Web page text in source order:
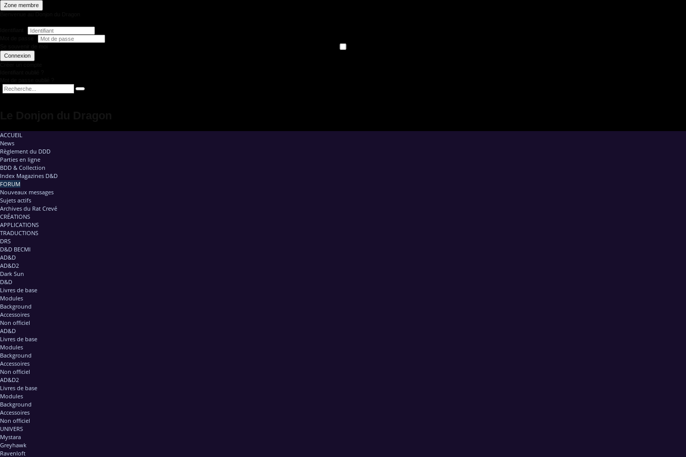
Zone membre
Connexion
ACCUEIL
News
Règlement du DDD
Parties en ligne
BDD & Collection
Index Magazines D&D
FORUM
Nouveaux messages
Sujets actifs
Archives du Rat Crevé
CRÉATIONS
APPLICATIONS
TRADUCTIONS
DRS
D&D BECMI
AD&D
AD&D2
Dark Sun
D&D
Livres de base
Modules
Background
Accessoires
Non officiel
AD&D
Livres de base
Modules
Background
Accessoires
Non officiel
AD&D2
Livres de base
Modules
Background
Accessoires
Non officiel
UNIVERS
Mystara
Greyhawk
Ravenloft